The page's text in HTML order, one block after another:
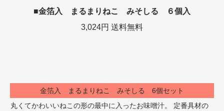
■金箔入 まるまりねこ みそしる ６個入
3,024円 送料無料
金箔入 まるまりねこ みそしる 6個セット
丸くてかわいいねこの形の最中に入ったお味噌汁。 定番具材の